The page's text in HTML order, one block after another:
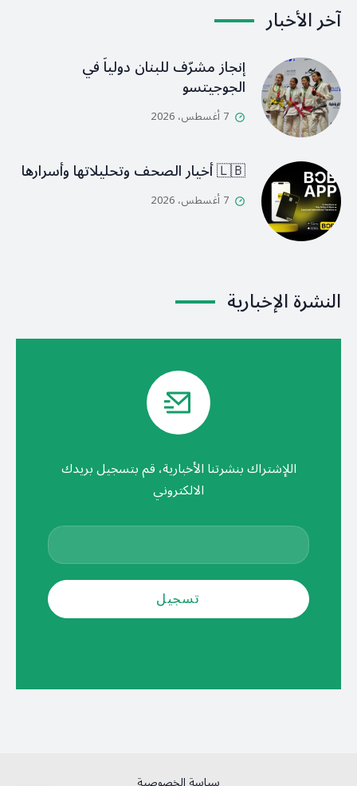
آخر الأخبار
إنجاز مشرّف للبنان دولياً في
الجوجيتسو
7 أغسطس، 2026
🇱🇧 أخيار الصحف وتحليلاتها وأسرارها
7 أغسطس، 2026
النشرة الإخبارية
اللإشتراك بنشرتنا الأخبارية، قم بتسجيل بريدك
الالكتروني